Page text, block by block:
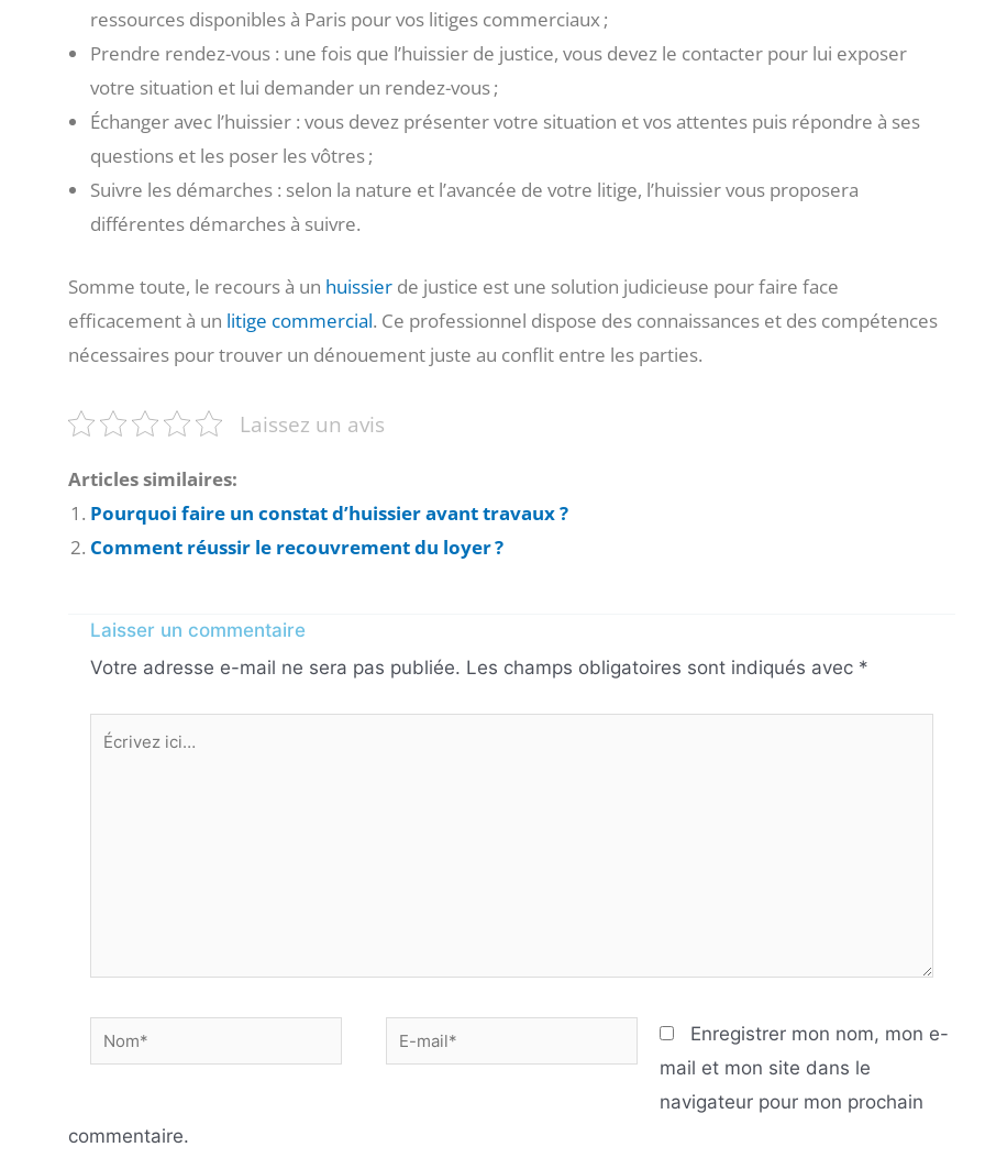
ressources disponibles à Paris pour vos litiges commerciaux ;
Prendre rendez-vous : une fois que l’huissier de justice, vous devez le contacter pour lui exposer
votre situation et lui demander un rendez-vous ;
Échanger avec l’huissier : vous devez présenter votre situation et vos attentes puis répondre à ses
questions et les poser les vôtres ;
Suivre les démarches : selon la nature et l’avancée de votre litige, l’huissier vous proposera
différentes démarches à suivre.
Somme toute, le recours à un huissier de justice est une solution judicieuse pour faire face
efficacement à un litige commercial. Ce professionnel dispose des connaissances et des compétences
nécessaires pour trouver un dénouement juste au conflit entre les parties.
Laissez un avis
Articles similaires:
Pourquoi faire un constat d’huissier avant travaux ?
Comment réussir le recouvrement du loyer ?
Laisser un commentaire
Votre adresse e-mail ne sera pas publiée. Les champs obligatoires sont indiqués avec *
Écrivez
Nom*
E-
mail*
Enregistrer mon nom, mon e-
mail et mon site dans le
navigateur pour mon prochain
commentaire.